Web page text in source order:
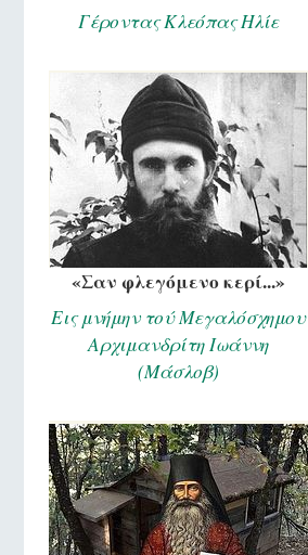
Γέροντας Κλεόπας Ηλίε
«Σαν φλεγόμενο κερί...»
Εις μνήμην τού Μεγαλόσχημου
Αρχιμανδρίτη Ιωάννη
(Μάσλοβ)